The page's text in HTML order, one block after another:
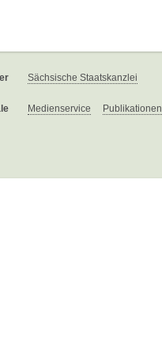
Sächsische Staatskanzlei
Medienservice Publikationen